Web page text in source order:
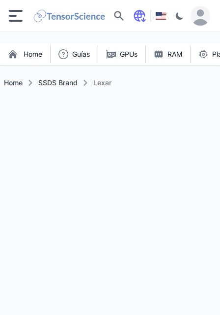
Buscar
Home Guías GPUs RAM
Home SSDS Brand Lexar